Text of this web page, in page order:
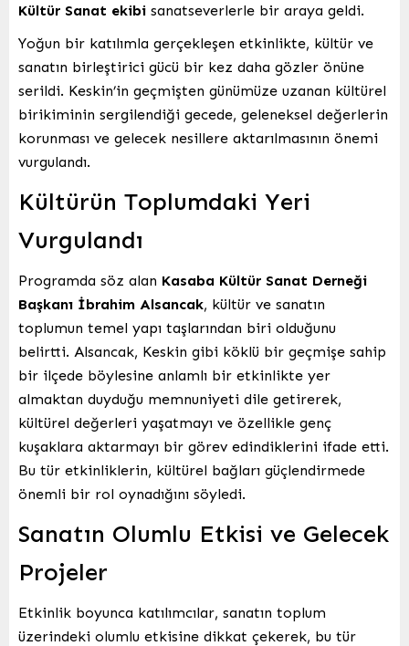
Kültür Sanat ekibi sanatseverlerle bir araya geldi.
Yoğun bir katılımla gerçekleşen etkinlikte, kültür ve
sanatın birleştirici gücü bir kez daha gözler önüne
serildi. Keskin’in geçmişten günümüze uzanan kültürel
birikiminin sergilendiği gecede, geleneksel değerlerin
korunması ve gelecek nesillere aktarılmasının önemi
vurgulandı.
Kültürün Toplumdaki Yeri
Vurgulandı
Programda söz alan Kasaba Kültür Sanat Derneği
Başkanı İbrahim Alsancak, kültür ve sanatın
toplumun temel yapı taşlarından biri olduğunu
belirtti. Alsancak, Keskin gibi köklü bir geçmişe sahip
bir ilçede böylesine anlamlı bir etkinlikte yer
almaktan duyduğu memnuniyeti dile getirerek,
kültürel değerleri yaşatmayı ve özellikle genç
kuşaklara aktarmayı bir görev edindiklerini ifade etti.
Bu tür etkinliklerin, kültürel bağları güçlendirmede
önemli bir rol oynadığını söyledi.
Sanatın Olumlu Etkisi ve Gelecek
Projeler
Etkinlik boyunca katılımcılar, sanatın toplum
üzerindeki olumlu etkisine dikkat çekerek, bu tür